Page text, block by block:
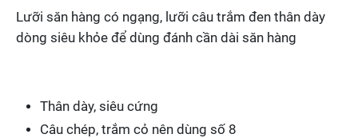
Lưỡi săn hàng có ngạng, lưỡi câu trắm đen thân dày
dòng siêu khỏe để dùng đánh cần dài săn hàng
Thân dày, siêu cứng
Câu chép, trắm cỏ nên dùng số 8